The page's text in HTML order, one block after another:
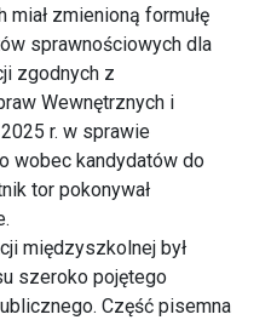
zmienioną formułę
sprawnościowych dla
zgodnych z
Wewnętrznych i
r. w sprawie
wobec kandydatów do
tor pokonywał
międzyszkolnej był
szeroko pojętego
Część pisemna